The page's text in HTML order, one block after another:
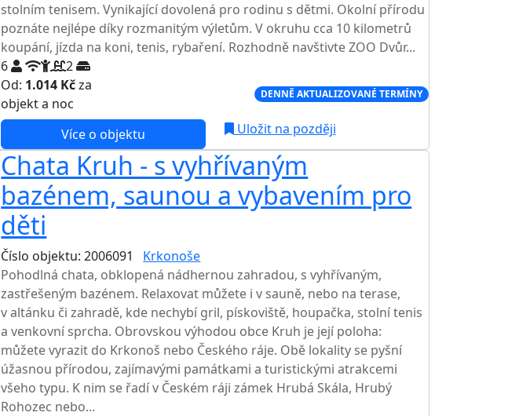
stolním tenisem. Vynikající dovolená pro rodinu s dětmi. Okolní přírodu
poznáte nejlépe díky rozmanitým výletům. V okruhu cca 10 kilometrů
koupání, jízda na koni, tenis, rybaření. Rozhodně navštivte ZOO Dvůr...
6
2
Od: 1.014 Kčza
objekt a noc
DENNĚ AKTUALIZOVANÉ TERMÍNY
Více o objektu
Uložit na později
Chata Kruh - s vyhřívaným
bazénem, saunou a vybavením pro
děti
Číslo objektu: 2006091 Krkonoše
Pohodlná chata, obklopená nádhernou zahradou, s vyhřívaným,
zastřešeným bazénem. Relaxovat můžete i v sauně, nebo na terase,
v altánku či zahradě, kde nechybí gril, pískoviště, houpačka, stolní tenis
a venkovní sprcha. Obrovskou výhodou obce Kruh je její poloha:
můžete vyrazit do Krkonoš nebo Českého ráje. Obě lokality se pyšní
úžasnou přírodou, zajímavými památkami a turistickými atrakcemi
všeho typu. K nim se řadí v Českém ráji zámek Hrubá Skála, Hrubý
Rohozec nebo...